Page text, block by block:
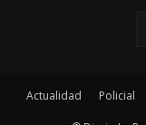
Actualidad Policial